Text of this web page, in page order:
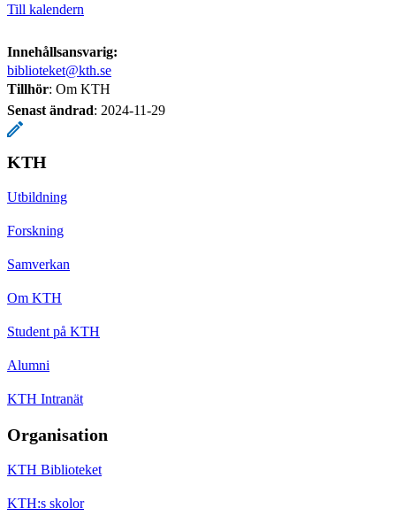
Till kalendern
Innehållsansvarig:
biblioteket@kth.se
Tillhör: Om KTH
Senast ändrad: 2024-11-29
KTH
Utbildning
Forskning
Samverkan
Om KTH
Student på KTH
Alumni
KTH Intranät
Organisation
KTH Biblioteket
KTH:s skolor